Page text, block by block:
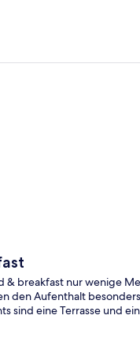
& breakfast nur wenige
den Aufenthalt
sind eine Terrasse und